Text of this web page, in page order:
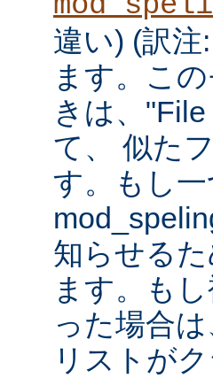
違い) (訳
ます。こ
きは、
て、 似た
す。もし
知らせる
ます。も
った場合
リストが